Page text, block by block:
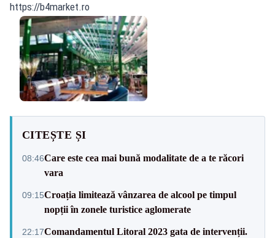
https://b4market.ro
CITEȘTE ȘI
08:46Care este cea mai bună modalitate de a te răcori
vara
09:15Croația limitează vânzarea de alcool pe timpul
nopții în zonele turistice aglomerate
22:17Comandamentul Litoral 2023 gata de intervenții.